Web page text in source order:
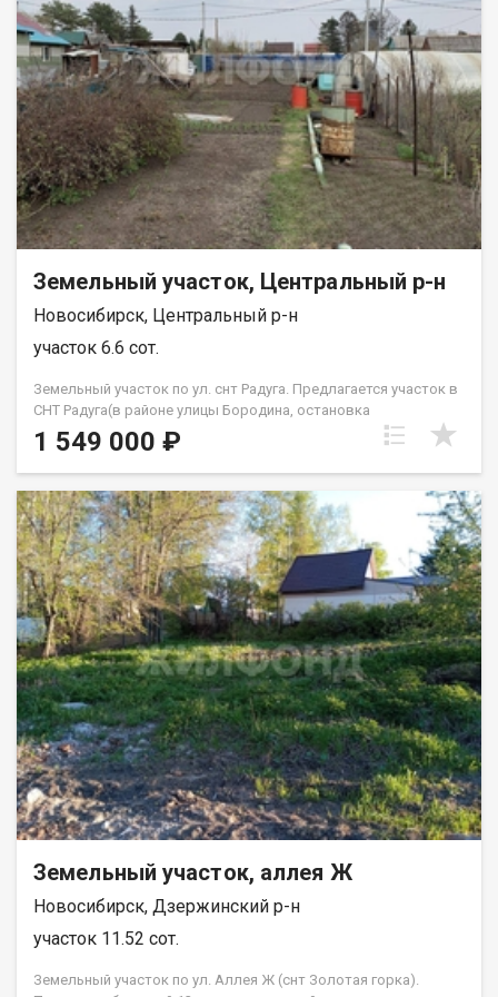
продаже. Подходит под любой вид расчета. Поможем в
одобрении ипотечного кредита от банков-партнеров по
сниженной процентной ставке. Возможен обмен на вашу
недвижимость. Возможна продажа в рассрочку. При звонке,
пожалуйста, сообщите номер варианта - JV008054188590.
Земельный участок, Центральный р-н
Новосибирск, Центральный р-н
участок 6.6 сот.
Земельный участок по ул. снт Радуга. Предлагается участок в
СНТ Радуга(в районе улицы Бородина, остановка
общественного транспорта - МРЭО ГИБДД), площадью 6,6
кв.м. Участок Г- образной формы. Категория земель: земли
населенных пунктов., вид разрешенного использования - для
ведения садоводства. На участке расположен небольшой
домик, баня, две теплицы. Свет на участке круглогодичный,
водопровод летний, газ по соседнему участку. Участок
идеально подойдет для любителей загородной жизни и
отдыха на природе. Рядом с участком находится остановка
общественного транспорта, откуда можно легко добраться
до центра города и других районов Новосибирска. На участке
возможно построить дом, который можно использовать для
проживания или в качестве дачи. Участок имеет удобный
подъезд и хорошую дорожную развязку, поэтому вы сможете
начать строительство своего загородного дома сразу после
покупки. Не упустите возможность приобрести участок в
живописном месте с развитой инфраструктурой. Есть
ЗИМНИЙ проезд! Звоните и приезжайте на просмотр уже
сегодня! Возможен обмен на вашу недвижимость. Возможна
продажа в рассрочку. При звонке, пожалуйста, сообщите
номер варианта - JV080541101759.
1 549 000 ₽
Земельный участок, аллея Ж
Новосибирск, Дзержинский р-н
участок 11.52 сот.
Земельный участок по ул. Аллея Ж (снт Золотая горка).